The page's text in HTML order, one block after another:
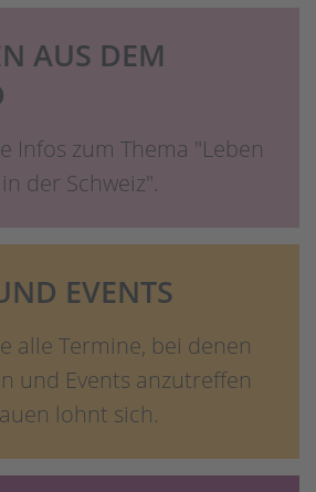
AUS DEM
Infos zum Thema "Leben
der Schweiz".
EVENTS
alle Termine, bei denen
und Events anzutreffen
lohnt sich.